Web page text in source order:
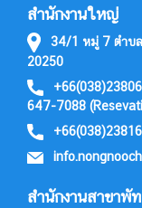
สำนักงานใหญ่
34/1 หมู่ 7 ตำบ
20250
647-7088
สำนักงานสาขาพั